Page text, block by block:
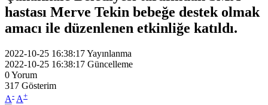
hastası Merve Tekin bebeğe destek olmak
amacı ile düzenlenen etkinliğe katıldı.
2022-10-25 16:38:17Yayınlanma
2022-10-25 16:38:17 Güncelleme
0Yorum
317 Gösterim
A- A+